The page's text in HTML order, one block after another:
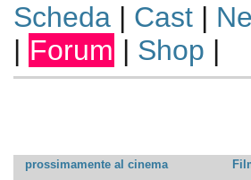
Scheda| Cast|
| Forum | Shop |
prossimamente al cinema